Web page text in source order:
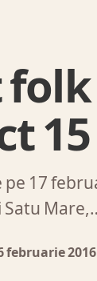
15
pe 17
februarie 2016